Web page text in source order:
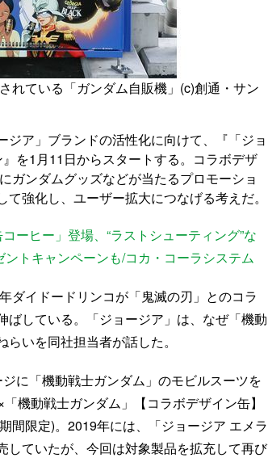
れている「ガンダム自販機」(c)創通・サン
ア」ブランドの活性化に向けて、『「ジョ
を1月11日からスタートする。コラボデザ
ガンダムグッズなどが当たるプロモーショ
強化し、ユーザー拡大につなげる考えだ。
ーヒー」登場、“ラストシューティング”な
トキャンペーンも/コカ・コーラシステム
ダイドードリンコが「鬼滅の刃」とのコラ
している。「ジョージア」は、なぜ「機動
いを同社担当者が話した。
に「機動戦士ガンダム」のモビルスーツを
機動戦士ガンダム」【コラボデザイン缶】
間限定)。2019年には、「ジョージア エメラ
ていたが、今回は対象製品を拡充して再び